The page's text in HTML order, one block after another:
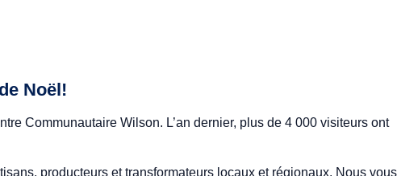
Noël!
Communautaire Wilson. L’an dernier, plus de 4 000 visiteurs ont
producteurs et transformateurs locaux et régionaux. Nous vous